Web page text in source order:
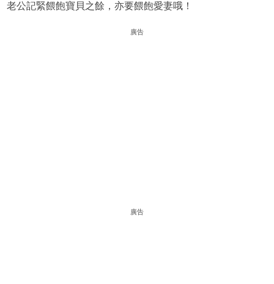
老公記緊餵飽寶貝之餘，亦要餵飽愛妻哦！
廣告
廣告